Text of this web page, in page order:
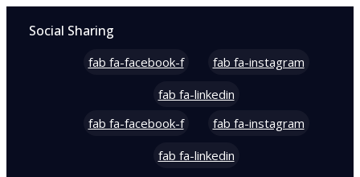
Social Sharing
fab fa-facebook-f
fab fa-instagram
fab fa-linkedin
fab fa-facebook-f
fab fa-instagram
fab fa-linkedin